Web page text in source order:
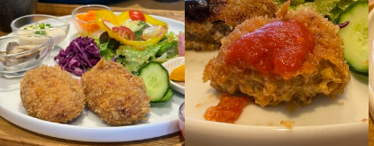
求人を選択する
バイト ホールスタッフ